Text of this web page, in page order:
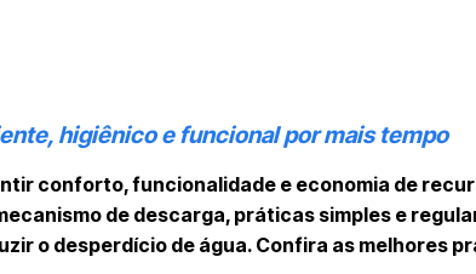
higiênico e funcional por mais tempo
conforto, funcionalidade e economia de
de descarga, práticas simples e
o desperdício de água. Confira as melhores